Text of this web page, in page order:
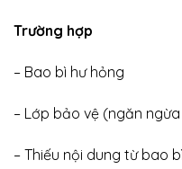
Trường hợp
– Bao bì hư hỏng
– Lớp bảo vệ (ngăn
– Thiếu nội dung từ bao